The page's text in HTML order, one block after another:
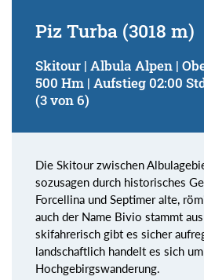
Piz Turba (3018 m)
Skitour | Albula Alpen |
500 Hm | Aufstieg 02:00
(3 von 6)
Die Skitour zwischen
sozusagen durch historisches
Forcellina und Septimer alte,
auch der Name Bivio stammt
skifahrerisch gibt es sicher
landschaftlich handelt es sich
Hochgebirgswanderung.